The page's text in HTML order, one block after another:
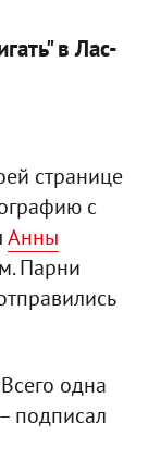
в Лас-
странице
с
Анны
Парни
одна
подписал